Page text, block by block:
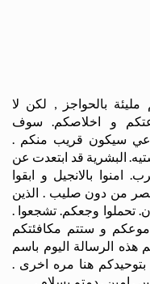
بالحواجز , لكن لا
و اخلاصكم. سوف
سيكون قريب منكم .
البشرية قد ابتعدت عن
بالانجيل و ابقوا
نصر من دون صليب . الذين
تحملوا وجعكم. تشجعوا .
و ستتم مكافئتكم
الرسالة اليوم باسم
هنا مره اخرى .